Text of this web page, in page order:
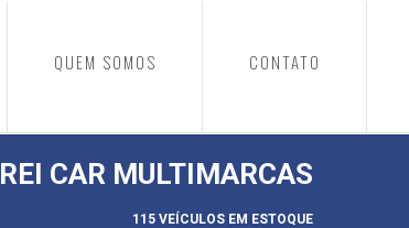
QUEM SOMOS CONTATO
REI CAR MULTIMARCAS
115 VEÍCULOS EM ESTOQUE